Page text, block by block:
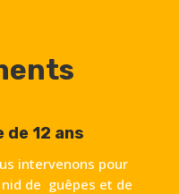
12 ans
intervenons pour
de guêpes et de